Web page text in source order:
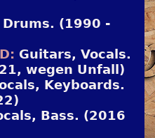
Drums. (1990 -
Guitars, Vocals.
wegen Unfall)
Keyboards.
Bass. (2016